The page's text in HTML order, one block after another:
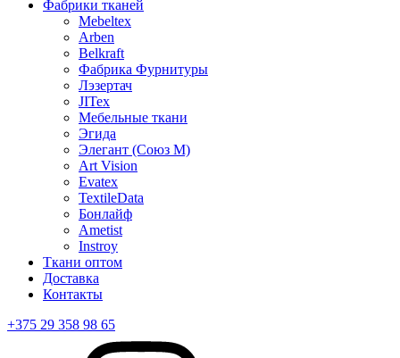
Фабрики тканей
Mebeltex
Arben
Belkraft
Фабрика Фурнитуры
Лэзертач
JITex
Мебельные ткани
Эгида
Элегант (Союз М)
Art Vision
Evatex
TextileData
Бонлайф
Ametist
Instroy
Ткани оптом
Доставка
Контакты
+375 29 358 98 65